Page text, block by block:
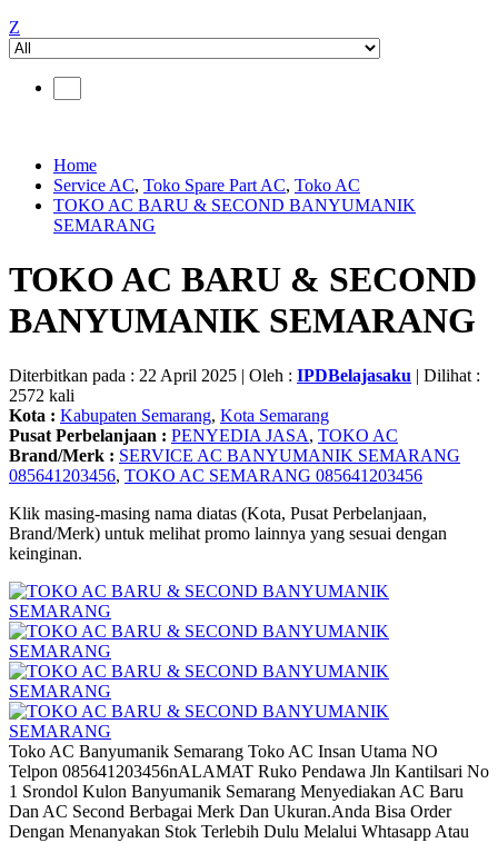
Z
Home
Service AC, Toko Spare Part AC, Toko AC
TOKO AC BARU & SECOND BANYUMANIK
SEMARANG
TOKO AC BARU & SECOND
BANYUMANIK SEMARANG
Diterbitkan pada : 22 April 2025 | Oleh : IPDBelajasaku | Dilihat :
2572 kali
Kota : Kabupaten Semarang, Kota Semarang
Pusat Perbelanjaan : PENYEDIA JASA, TOKO AC
Brand/Merk : SERVICE AC BANYUMANIK SEMARANG
085641203456, TOKO AC SEMARANG 085641203456
Klik masing-masing nama diatas (Kota, Pusat Perbelanjaan,
Brand/Merk) untuk melihat promo lainnya yang sesuai dengan
keinginan.
Toko AC Banyumanik Semarang Toko AC Insan Utama NO
Telpon 085641203456nALAMAT Ruko Pendawa Jln Kantilsari No
1 Srondol Kulon Banyumanik Semarang Menyediakan AC Baru
Dan AC Second Berbagai Merk Dan Ukuran.Anda Bisa Order
Dengan Menanyakan Stok Terlebih Dulu Melalui Whtasapp Atau